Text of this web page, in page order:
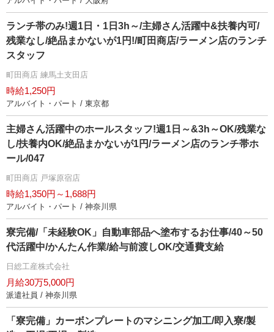
ランチ帯のみ!週1日・1日3h～/主婦さん活躍中&扶養内可/
残業なし/絶品まかないが1円!/町田商店/ラーメン店のランチ
スタッフ
町田商店 練馬土支田店
時給1,250円
アルバイト・パート / 東京都
主婦さん活躍中のホールスタッフ!週1日～&3h～OK/残業な
し/扶養内OK/絶品まかないが1円/ラーメン店のランチ帯ホ
ール/047
町田商店 戸塚原宿店
時給1,350円～1,688円
アルバイト・パート / 神奈川県
寮完備/「未経験OK」自動車部品へ塗布するお仕事/40～50
代活躍中/かんたん作業/給与前渡しOK/交通費支給
日総工産株式会社
月給30万5,000円
派遣社員 / 神奈川県
「寮完備」カーボンプレートのマシニング加工/即入寮/製